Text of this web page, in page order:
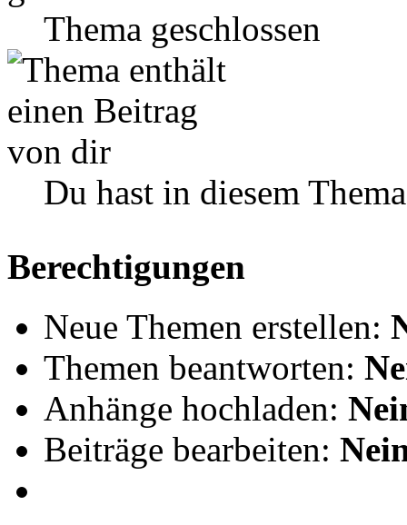
Thema geschlossen
Du hast in diesem
Berechtigungen
Neue Themen erstellen:
Themen beantworten:
Anhänge hochladen:
Beiträge bearbeiten: